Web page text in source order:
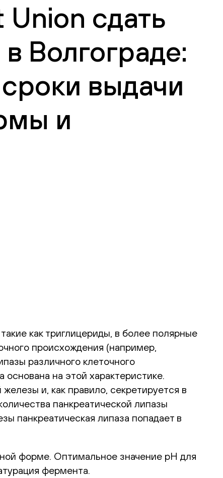
сдать
Волгограде:
выдачи
и
как триглицериды, в более полярные
происхождения (например,
различного клеточного
на этой характеристике.
и, как правило, секретируется в
панкреатической липазы
панкреатическая липаза попадает в
форме. Оптимальное значение рН для
фермента.